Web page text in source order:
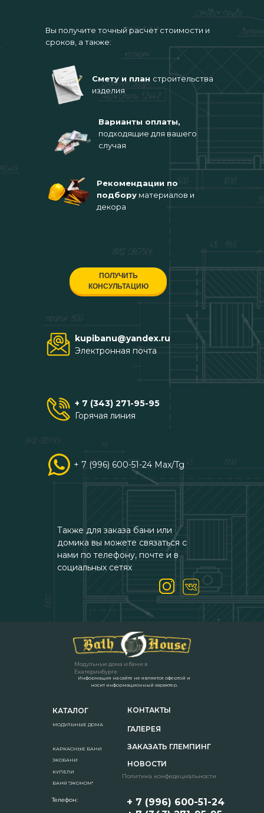
+ 7 (343) 271-95-95
Горячая линия
Вы получите точный расчет стоимости и
сроков, а также:
+ 7 (996) 600-51-24 Max/Tg
Также для заказа бани или
домика вы можете связаться с
нами по телефону, почте и в
социальных сетях
kupibanu@yandex.ru
Электронная почта
ПОЛУЧИТЬ
КОНСУЛЬТАЦИЮ
Смету и план строительства
изделия
Варианты оплаты,
подходящие для вашего
случая
Рекомендации по
подбору материалов и
декора
ГАЛЕРЕЯ
КАТАЛОГ КОНТАКТЫ
ЗАКАЗАТЬ ГЛЕМПИНГ
Информация на сайте не является офертой и
носит информационный характер.
Модульные дома и бани в
Екатеринбурге
Политика конфедециальности
МОДУЛЬНЫЕ ДОМА
ЭКОБАНИ
КУПЕЛИ
Телефон: + 7 (996) 600-51-24
КАРКАСНЫЕ БАНИ
БАНЯ "ЭКОНОМ"
НОВОСТИ